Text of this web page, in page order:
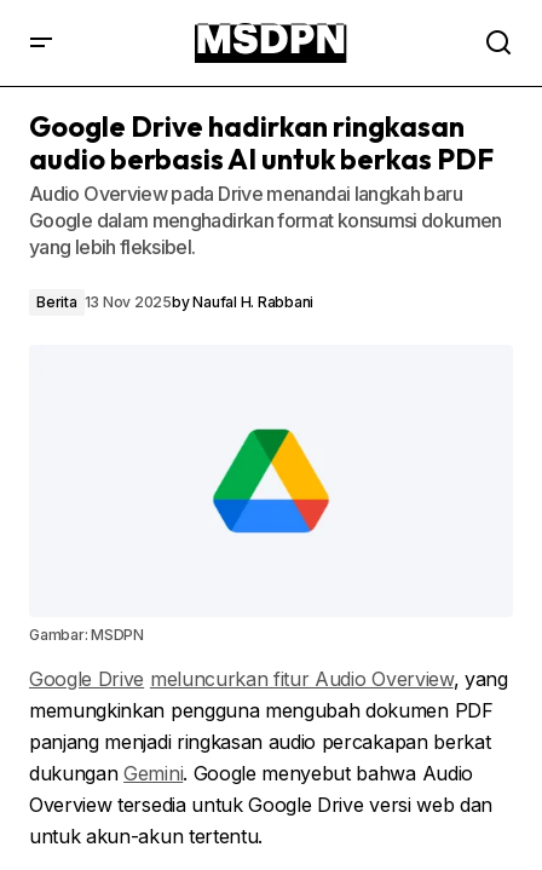
Google Drive hadirkan ringkasan
audio berbasis AI untuk berkas PDF
Audio Overview pada Drive menandai langkah baru
Google dalam menghadirkan format konsumsi dokumen
yang lebih fleksibel.
Berita 13 Nov 2025byNaufal H. Rabbani
Gambar: MSDPN
Google Drive meluncurkan fitur Audio Overview, yang
memungkinkan pengguna mengubah dokumen PDF
panjang menjadi ringkasan audio percakapan berkat
dukunganGemini. Google menyebut bahwa Audio
Overview tersedia untuk Google Drive versi web dan
untuk akun-akun tertentu.